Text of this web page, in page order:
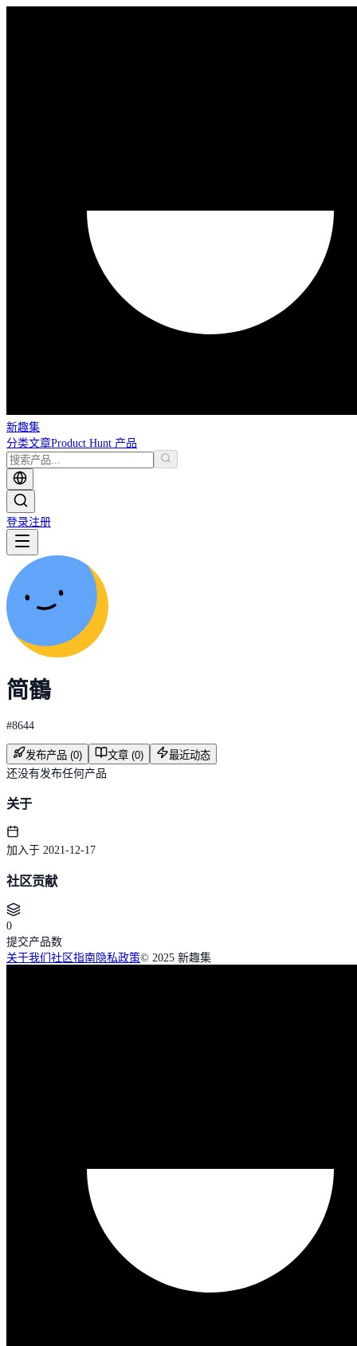
新趣集
分类文章Product Hunt 产品
登录注册
简鶴
#8644
发布产品 (0) 文章 (0)
最近动态
还没有发布任何产品
关于
加入于 2021-12-17
社区贡献
0
提交产品数
关于我们 社区指南隐私政策© 2025 新趣集